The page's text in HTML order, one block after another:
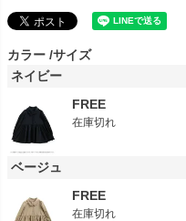
カラー サイズ
ネイビー
FREE
在庫切れ
ベージュ
FREE
在庫切れ